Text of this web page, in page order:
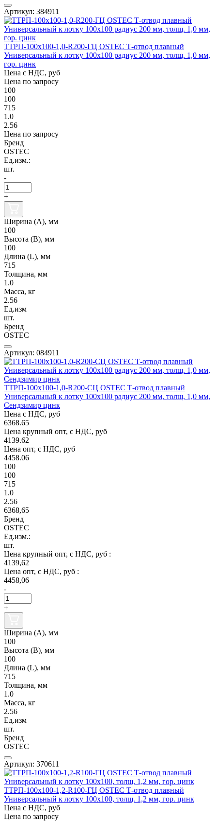
Артикул: 384911
ТТРП-100х100-1,0-R200-ГЦ OSTEC Т-отвод плавный
Универсальный к лотку 100х100 радиус 200 мм, толщ. 1,0 мм,
гор. цинк
Цена с НДС, руб
Цена по запросу
100
100
715
1.0
2.56
Цена по запросу
Бренд
OSTEC
Ед.изм.:
шт.
-
+
Ширина (А), мм
100
Высота (В), мм
100
Длина (L), мм
715
Толщина, мм
1.0
Масса, кг
2.56
Ед.изм
шт.
Бренд
OSTEC
Артикул: 084911
ТТРП-100х100-1,0-R200-СЦ OSTEC Т-отвод плавный
Универсальный к лотку 100х100 радиус 200 мм, толщ. 1,0 мм,
Сендзимир цинк
Цена с НДС, руб
6368.65
Цена крупный опт, с НДС, руб
4139.62
Цена опт, с НДС, руб
4458.06
100
100
715
1.0
2.56
6368,65
Бренд
OSTEC
Ед.изм.:
шт.
Цена крупный опт, с НДС, руб :
4139,62
Цена опт, с НДС, руб :
4458,06
-
+
Ширина (А), мм
100
Высота (В), мм
100
Длина (L), мм
715
Толщина, мм
1.0
Масса, кг
2.56
Ед.изм
шт.
Бренд
OSTEC
Артикул: 370611
ТТРП-100х100-1,2-R100-ГЦ OSTEC Т-отвод плавный
Универсальный к лотку 100х100, толщ. 1,2 мм, гор. цинк
Цена с НДС, руб
Цена по запросу